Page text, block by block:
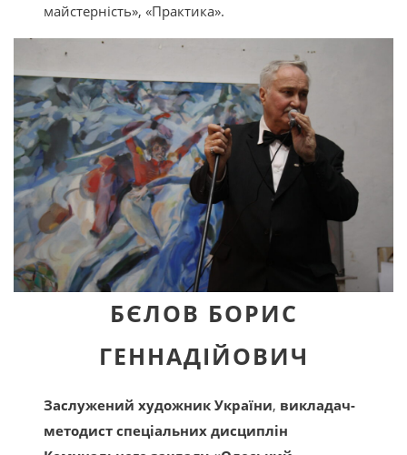
майстернiсть», «Практика».
БЄЛОВ БОРИС
ГЕННАДІЙОВИЧ
Заслужений художник України, викладач-
методист спеціальних дисциплін